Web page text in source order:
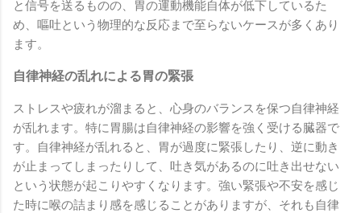
と信号を送るものの、胃の運動機能自体が低下しているた
め、嘔吐という物理的な反応まで至らないケースが多くあり
ます。
自律神経の乱れによる胃の緊張
ストレスや疲れが溜まると、心身のバランスを保つ自律神経
が乱れます。特に胃腸は自律神経の影響を強く受ける臓器で
す。自律神経が乱れると、胃が過度に緊張したり、逆に動き
が止まってしまったりして、吐き気があるのに吐き出せない
という状態が起こりやすくなります。強い緊張や不安を感じ
た時に喉の詰まり感を感じることがありますが、それも自律